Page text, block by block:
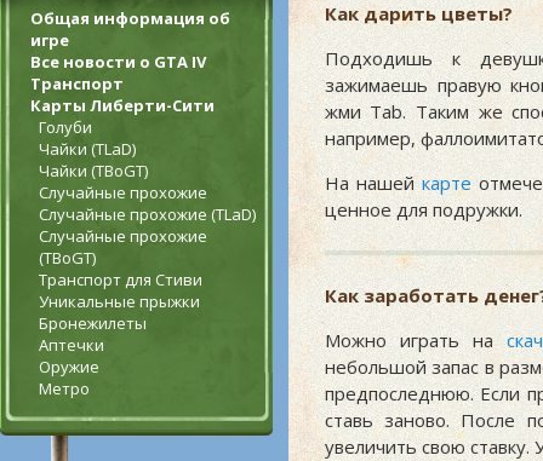
Общая информация об
игре
Все новости о GTA IV
Транспорт
Карты Либерти-Сити
Голуби
Чайки (TLaD)
Чайки (TBoGT)
Случайные прохожие
Случайные прохожие (TLaD)
Случайные прохожие
(TBoGT)
Транспорт для Стиви
Уникальные прыжки
Бронежилеты
Аптечки
Оружие
Метро
Как дарить цветы?
Подходишь к
зажимаешь правую
жми Tab. Таким же
например,
На нашейкарте
ценное для подружки.
Как заработать
Можно играть на
небольшой запас в
предпоследнюю. Если
ставь заново. После
увеличить свою ставку.